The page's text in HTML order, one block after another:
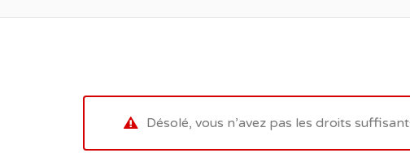
Désolé, vous n’avez pas les droits